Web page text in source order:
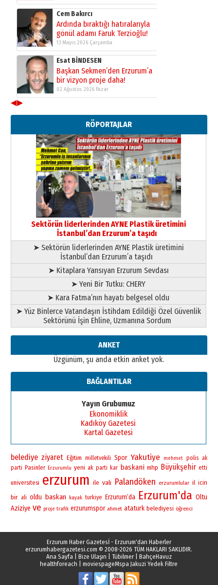
Cem Bakırcı
Ardında bıraktığı hatıralarıyla
gönül adamı Faruk Terzioğlu!
13 Mayıs 2026 Çarşamba
Esat BİNDESEN
Başkan Sekmen’den Erzurum’a
bir vizyon proje daha!
02 Ağustos 2026 Pazar
Erzurumspor’un köşe taşları
29 Haziran 2026 Pazartesi
Kenan GÜLERCİ
Murat Şahsuvaroğlu ERKON’da
çıtayı yukarı taşırken,
yönetimdekiler aşağı
çekmemeli!
17 Şubat 2026 Salı Orhan BOZKURT
Bir fotoğraf, bir şehir, bir
gazeteci… Dizginler kimin
elinde?
A. Berhan Yılmaz
BİR BÖLÜM DEĞİL, BİR ÖMÜR
SEÇİYORSUNUZ… “NEDEN
ATATÜRK ÜNİVERSİTESİ?”
28 Temmuz 2026 Salı
Ahmet Gökhan YAZICI
Ahmed Yesevi’den bir Alperen…
”Reisimiz” idi… Hakka yürüdü.!
26 Mart 2026 Perşembe
gönül adamı Faruk Terzioğlu!
Başkan Sekmen’den Erzurum’a
bir vizyon proje daha!
02 Ağustos 2026 Pazar
◀▶
RÖPORTAJLAR
Sektörün liderlerinden AYNE Plastik üretimini
İstanbul’dan Erzurum’a taşıdı
➤ Sektörün liderlerinden AYNE Plastik üretimini
İstanbul’dan Erzurum’a taşıdı
➤ Kitaplara Yansıyan Erzurum Sevdası
➤ Yeni Bir Tutku: CHERY
➤ Kara Fatma’nın hayatı belgesel oldu
➤ Yüz Binlerce Vatandaşın İstihdam Edildiği Özel Güvenlik
Sektörünü İşin Ehline, Uzmanına Sordum
ANKET
Üzgünüm, şu anda etkin anket yok.
BAĞLANTILAR
Yayın Grubumuz
Ekonomiklik
Kadıköy Gazetesi
Kartal Gazetesi
belediye ziyaret Eğitim milletvekili Spor Yakutiye mehmet polis ak
parti Pasinler Erzurumlu yeni ak parti kar baskani mhp Büyükşehir etti
universitesi erzurum ile vali Palandöken erzurumlular il icin
bir ali oldu baskan kayak turkiye Erzurum’da Erzurum'da Oltu
Aziziye ve proje trafik erzurumspor ahmet ataturk belediyesi öğrenci
Erzurum Haber Gazetesİ - Erzurum'dan Haberler
erzurumhabergazetesi.com © 2008-2026 TÜM HAKLARI SAKLIDIR.
Ana Sayfa| Bize Ulaşın Tübilmer| BahçeHavuz
healthforeach |moviespageMspa Jakuzi Yedek Filtre